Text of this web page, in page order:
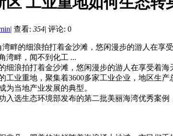
| 查看: 354| 评论: 0
畔的细浪拍打着金沙滩，悠闲漫步的游人在享
湾畔，闻不到化工 ...
细浪拍打着金沙滩，悠闲漫步的游人在享受着海
工业重地，聚集着3600多家工业企业，地区生
为当地产业发展的典型。
入选生态环境部发布的第二批美丽海湾优秀案